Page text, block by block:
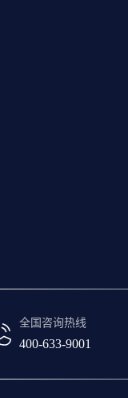
全国咨询热线
400-633-9001